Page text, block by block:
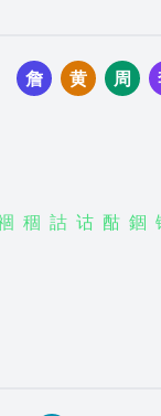
詹 黄 周
稒 詁 诂 酤 錮